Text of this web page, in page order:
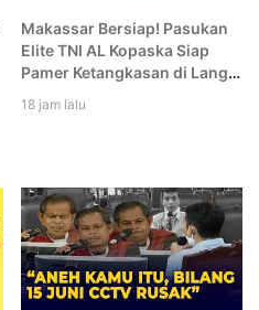
Makassar Bersiap! Pasukan
Elite TNI AL Kopaska Siap
Pamer Ketangkasan di Langit
Kota
18 jam lalu